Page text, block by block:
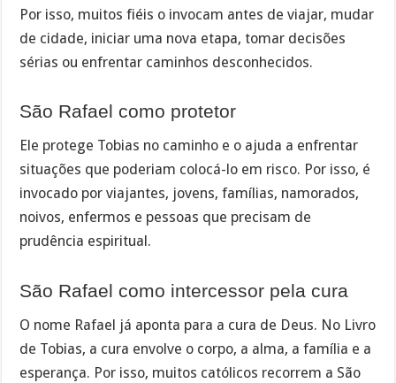
Por isso, muitos fiéis o invocam antes de viajar, mudar
de cidade, iniciar uma nova etapa, tomar decisões
sérias ou enfrentar caminhos desconhecidos.
São Rafael como protetor
Ele protege Tobias no caminho e o ajuda a enfrentar
situações que poderiam colocá-lo em risco. Por isso, é
invocado por viajantes, jovens, famílias, namorados,
noivos, enfermos e pessoas que precisam de
prudência espiritual.
São Rafael como intercessor pela cura
O nome Rafael já aponta para a cura de Deus. No Livro
de Tobias, a cura envolve o corpo, a alma, a família e a
esperança. Por isso, muitos católicos recorrem a São